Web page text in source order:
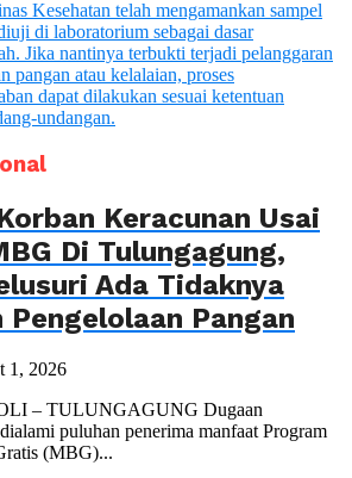
Keracunan Usai
Di Tulungagung,
Ada Tidaknya
Pengelolaan Pangan
1, 2026
– TULUNGAGUNG Dugaan
puluhan penerima manfaat Program
(MBG)...